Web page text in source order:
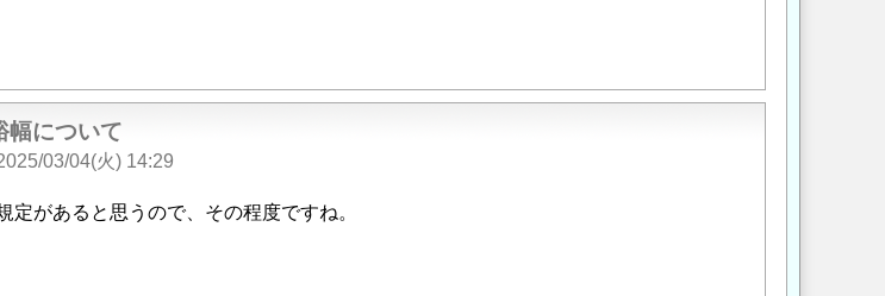
について
03/04(火) 14:29
定があると思うので、その程度ですね。